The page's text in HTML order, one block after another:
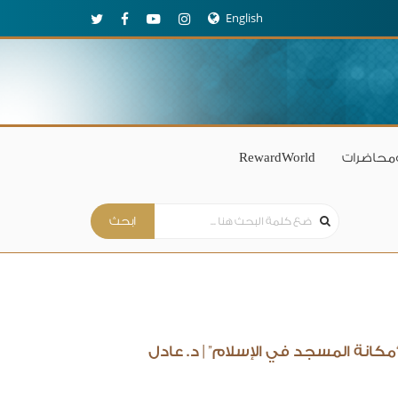
English
RewardWorld
المسجد في الإسلام” | د. عادل